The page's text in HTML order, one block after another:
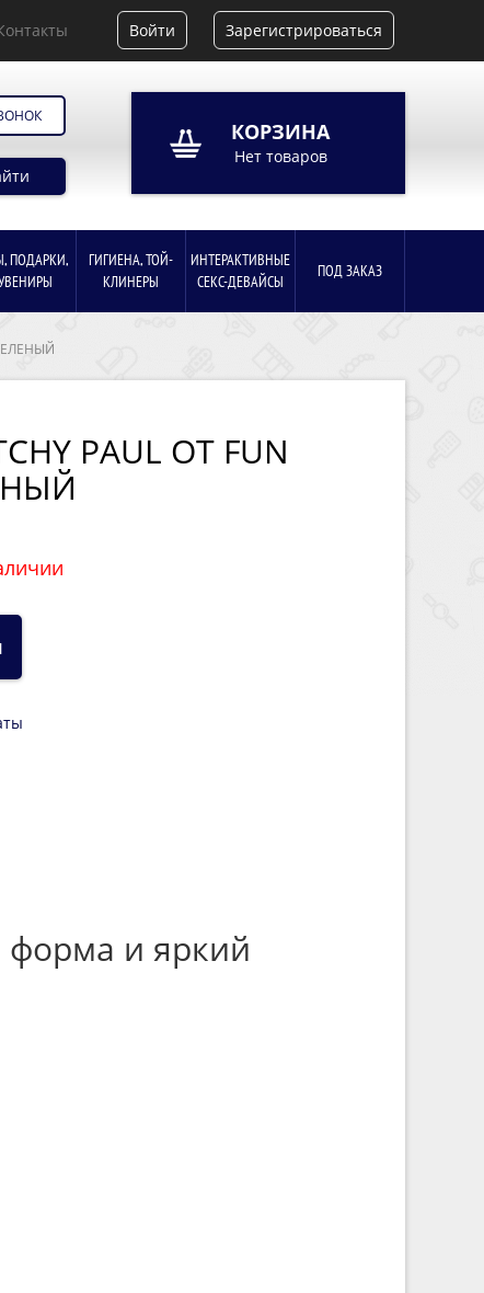
Войти Зарегистрироваться
КОРЗИНА
Нет товаров
ПОДАРКИ,
ГИГИЕНА, ТОЙ-
КЛИНЕРЫ
ИНТЕРАКТИВНЫЕ
СЕКС-ДЕВАЙСЫ
ПОД ЗАКАЗ
PAUL ОТ FUN
форма и яркий